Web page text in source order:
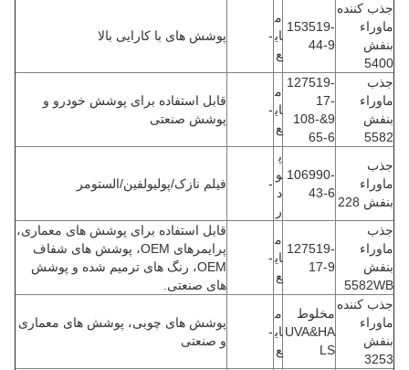
جذب کننده
ماوراء
بنفش
5400
153519-
44-9
م
ای
ع
- پوشش های با کارایی بالا
جذب
ماوراء
بنفش
5582
127519-
17-
9&108-
65-6
م
ای
ع
-
قابل استفاده برای پوشش خودرو و
پوشش صنعتی
جذب
ماوراء
بنفش 228
106990-
43-6
پ
و
د
ر
- فیلم نازک/پولیولفین/الستومر
جذب
ماوراء
بنفش
5582WB
127519-
17-9
م
ای
ع
-
قابل استفاده برای پوشش های معماری،
پرایمرهای OEM، پوشش های شفاف
OEM، رنگ های ترمیم شده و پوشش
های صنعتی.
جذب کننده
ماوراء
بنفش
3253
مخلوط
UVA&HA
LS
م
ای
ع
-
پوشش های چوبی، پوشش های معماری
و صنعتی